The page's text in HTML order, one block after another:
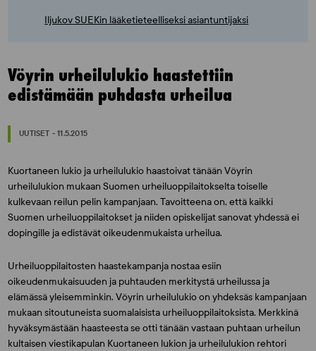
Iljukov SUEKin lääketieteelliseksi asiantuntijaksi
Vöyrin urheilulukio haastettiin
edistämään puhdasta urheilua
UUTISET - 11.5.2015
Kuortaneen lukio ja urheilulukio haastoivat tänään Vöyrin
urheilulukion mukaan Suomen urheiluoppilaitokselta toiselle
kulkevaan reilun pelin kampanjaan. Tavoitteena on, että kaikki
Suomen urheiluoppilaitokset ja niiden opiskelijat sanovat yhdessä ei
dopingille ja edistävät oikeudenmukaista urheilua.
Urheiluoppilaitosten haastekampanja nostaa esiin
oikeudenmukaisuuden ja puhtauden merkitystä urheilussa ja
elämässä yleisemminkin. Vöyrin urheilulukio on yhdeksäs kampanjaan
mukaan sitoutuneista suomalaisista urheiluoppilaitoksista. Merkkinä
hyväksymästään haasteesta se otti tänään vastaan puhtaan urheilun
kultaisen viestikapulan Kuortaneen lukion ja urheilulukion rehtori